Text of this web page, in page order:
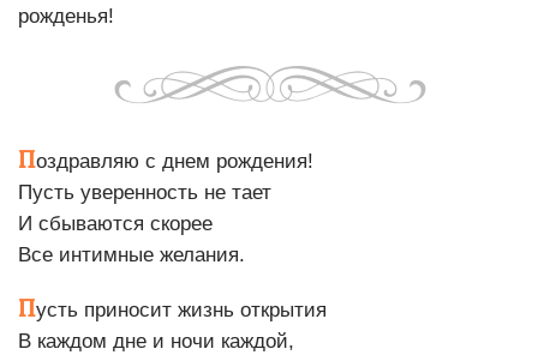
рожденья!
Поздравляю с днем рождения!
Пусть уверенность не тает
И сбываются скорее
Все интимные желания.
Пусть приносит жизнь открытия
В каждом дне и ночи каждой,